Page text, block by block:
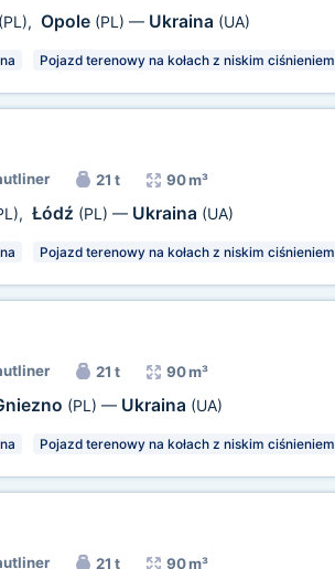
(PL), Opole (PL) — Ukraina (UA)
Pojazd terenowy na kołach z niskim ciśnieniem
21 t 90 m³
, Łódź (PL) — Ukraina (UA)
Pojazd terenowy na kołach z niskim ciśnieniem
21 t 90 m³
(PL) — Ukraina (UA)
Pojazd terenowy na kołach z niskim ciśnieniem
21 t 90 m³